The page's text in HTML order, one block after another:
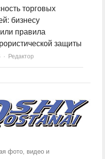
торговых
бизнесу
правила
защиты
Author
Редактор
фото, видео и